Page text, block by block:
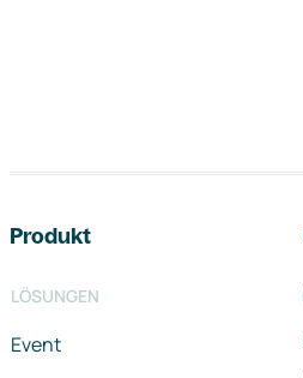
Produkt
LÖSUNGEN
Event